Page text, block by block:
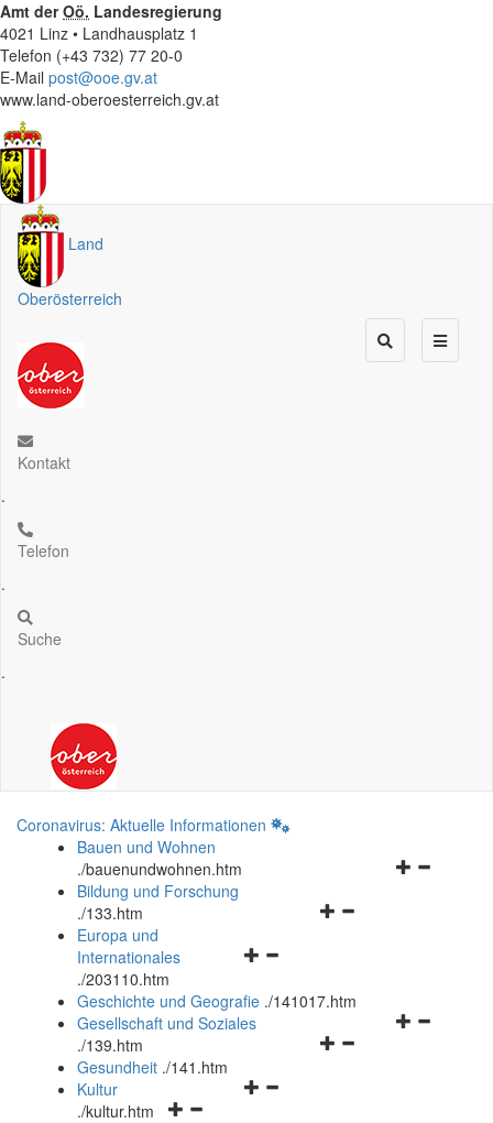
Amt derOö. Landesregierung
4021 Linz • Landhausplatz 1
Telefon (+43 732) 77 20-0
E-Mail post@ooe.gv.at
www.land-oberoesterreich.gv.at
Land
Oberösterreich
Kontakt
.
Telefon
.
Suche
.
Coronavirus: Aktuelle Informationen
Bauen und Wohnen
./bauenundwohnen.htm
Navigationsmenü
Bildung und Forschung
./133.htm
Navigationsmenü
und
schließen
Europa und
Internationales
./203110.htm
Geschichte und Geografie ./141017.htm
Navigationsmenü
Gesellschaft und Soziales
./139.htm
Navigationsmenü
Gesundheit ./141.htm
Navigationsmenü
Kultur
./kultur.htm